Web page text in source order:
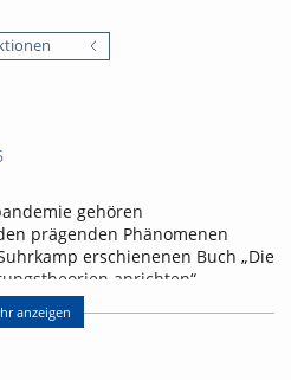
gehören
prägenden Phänomenen
erschienenen Buch „Die
anrichten“
Dr. Michael Butter (Universität
Menschen für
das hat. In seinem Vortrag
anzeigen